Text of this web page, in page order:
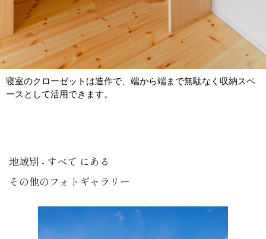
寝室のクローゼットは造作で、端から端まで無駄なく収納スペ
ースとして活用できます。
地域別 - すべて にある
その他のフォトギャラリー